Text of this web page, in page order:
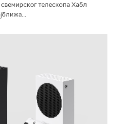
телескопа Хабл